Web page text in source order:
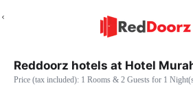
Reddoorz hotels at Hotel
Price (tax included): 1 Rooms & 2 Guests for 1